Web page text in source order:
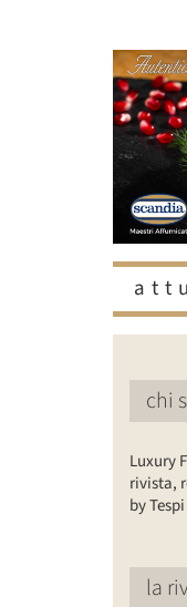
chi
Luxury
rivista,
by
la